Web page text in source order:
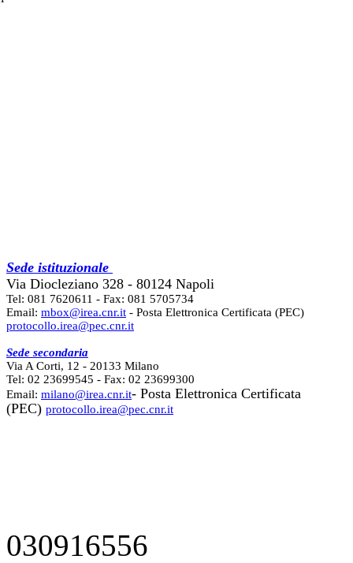
Sede istituzionale
Via Diocleziano 328 - 80124 Napoli
Tel: 081 7620611 - Fax: 081 5705734
Email: mbox@irea.cnr.it - Posta Elettronica Certificata (PEC)
protocollo.irea@pec.cnr.it
Sede secondaria
Via A Corti, 12 - 20133 Milano
Tel: 02 23699545 - Fax: 02 23699300
Email: milano@irea.cnr.it- Posta Elettronica Certificata
(PEC) protocollo.irea@pec.cnr.it
030916556